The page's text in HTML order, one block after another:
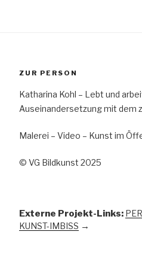
ZUR PERSON
Katharina Kohl – Lebt und
Auseinandersetzung mit dem
Malerei – Video – Kunst im
© VG Bildkunst 2025
Externe Projekt-Links:
KUNST-IMBISS →